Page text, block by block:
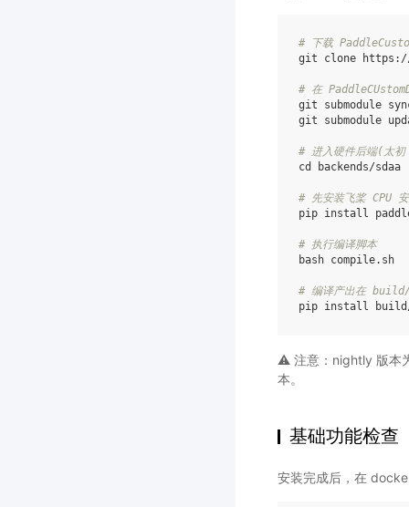
# 下载
git
clone https://
# 在
git
submodule
git
submodule
# 进入硬件后端(太初
cd
backends/sdaa
# 先安装飞桨 CPU
pip install
# 执行编译脚本
bash compile.sh
# 编译产出在
pip install
⚠️ 注意：nightly 版本
本。
基础功能检查
安装完成后，在